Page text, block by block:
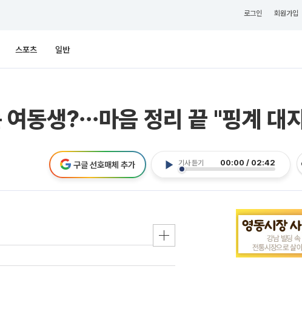
로그인 회원가입
스포츠 일반
동생?⋯마음 정리 끝 "핑계 대
기사 듣기 00:00 / 02:42
구글 선호매체 추가